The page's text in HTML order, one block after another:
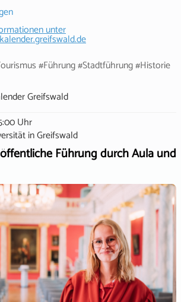
unter
#Führung #Stadtführung #Historie
Greifswald
Uhr
inGreifswald
Führung durch Aula und